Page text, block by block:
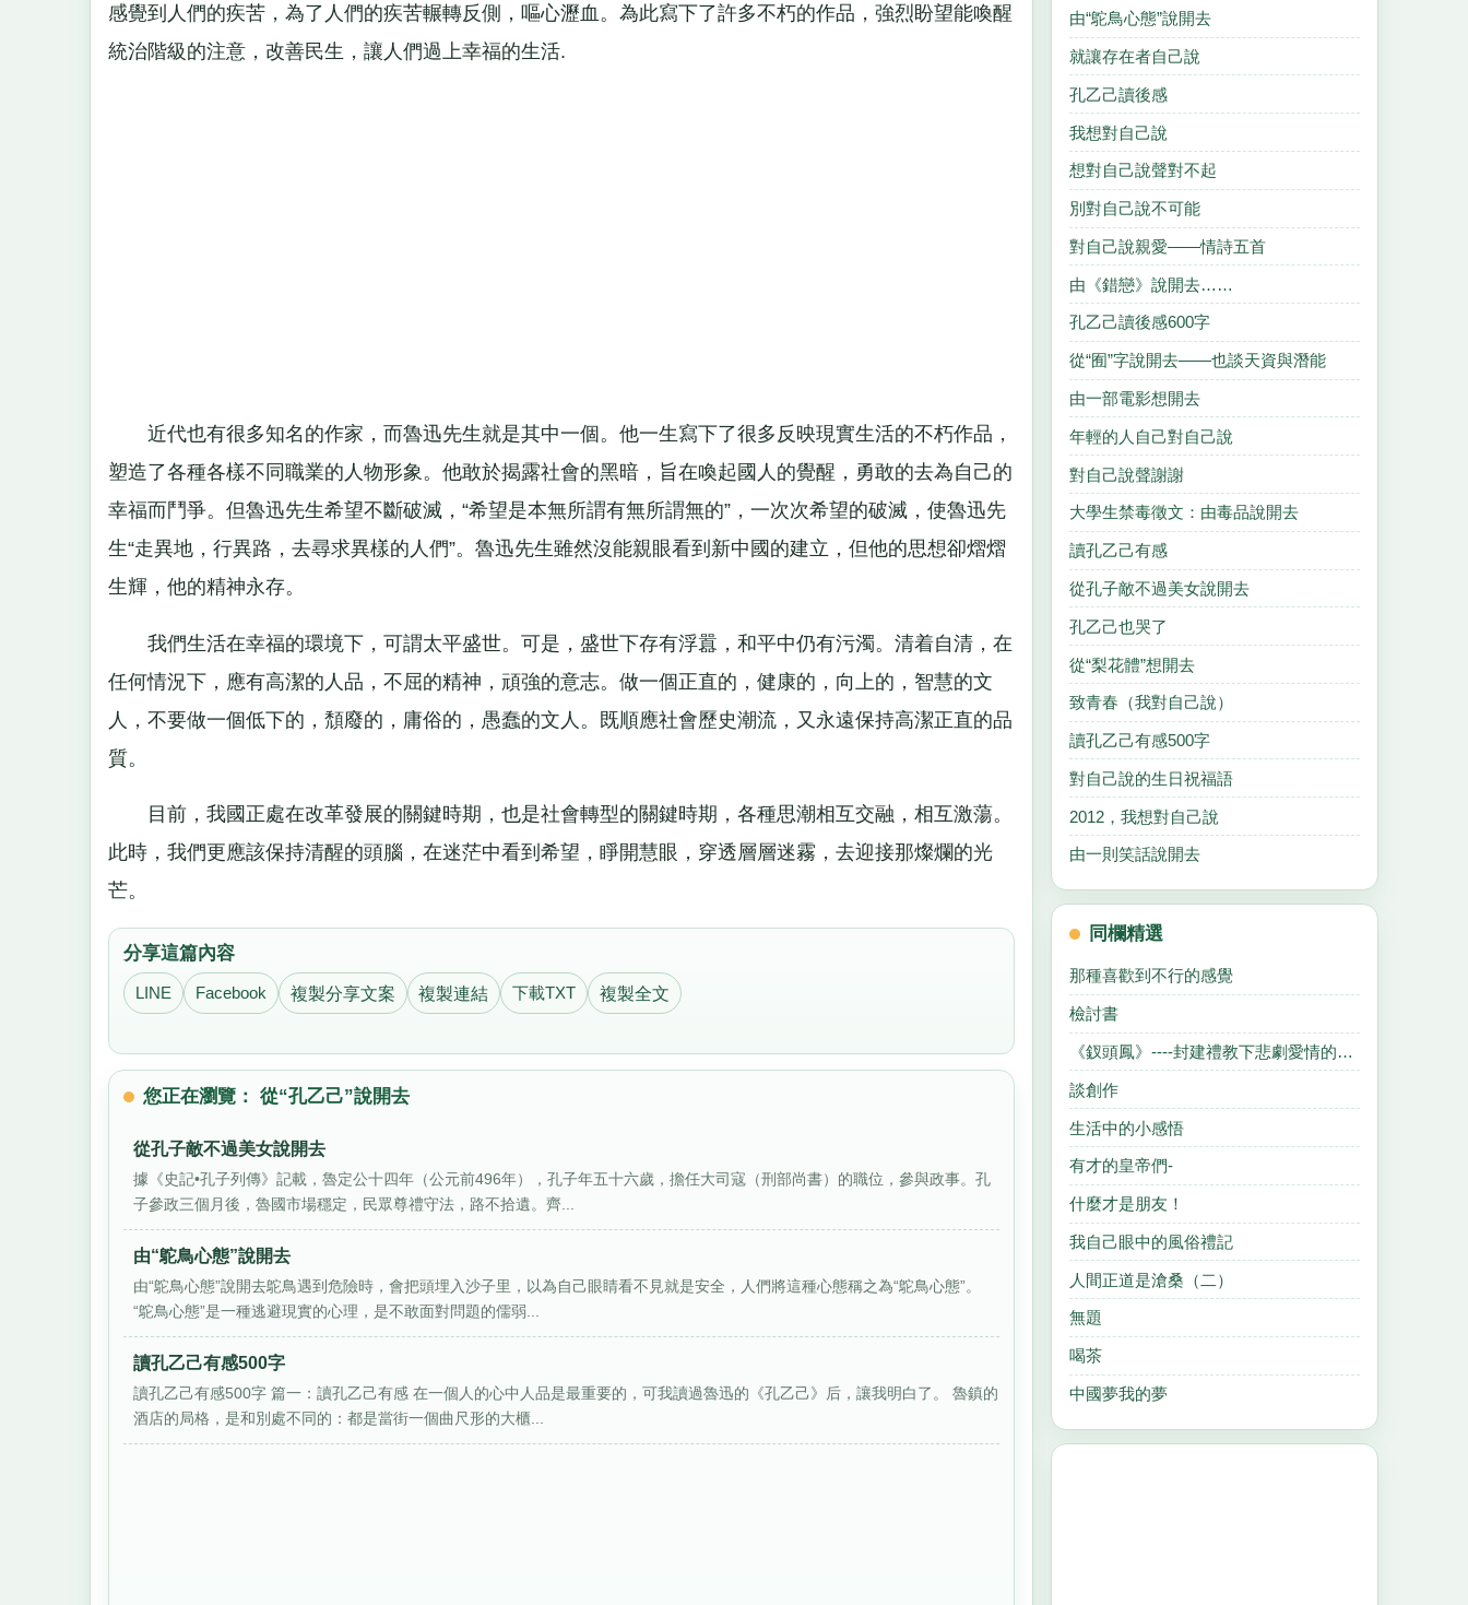
感覺到人們的疾苦，為了人們的疾苦輾轉反側，嘔心瀝血。為此寫下了許多不朽的作品，強烈盼望能喚醒
統治階級的注意，改善民生，讓人們過上幸福的生活.
近代也有很多知名的作家，而魯迅先生就是其中一個。他一生寫下了很多反映現實生活的不朽作品，
塑造了各種各樣不同職業的人物形象。他敢於揭露社會的黑暗，旨在喚起國人的覺醒，勇敢的去為自己的
幸福而鬥爭。但魯迅先生希望不斷破滅，“希望是本無所謂有無所謂無的”，一次次希望的破滅，使魯迅先
生“走異地，行異路，去尋求異樣的人們”。魯迅先生雖然沒能親眼看到新中國的建立，但他的思想卻熠熠
生輝，他的精神永存。
我們生活在幸福的環境下，可謂太平盛世。可是，盛世下存有浮囂，和平中仍有污濁。清着自清，在
任何情況下，應有高潔的人品，不屈的精神，頑強的意志。做一個正直的，健康的，向上的，智慧的文
人，不要做一個低下的，頹廢的，庸俗的，愚蠢的文人。既順應社會歷史潮流，又永遠保持高潔正直的品
質。
目前，我國正處在改革發展的關鍵時期，也是社會轉型的關鍵時期，各種思潮相互交融，相互激蕩。
此時，我們更應該保持清醒的頭腦，在迷茫中看到希望，睜開慧眼，穿透層層迷霧，去迎接那燦爛的光
芒。
分享這篇內容
LINE Facebook 複製分享文案 複製連結 下載TXT 複製全文
您正在瀏覽： 從“孔乙己”說開去
從孔子敵不過美女說開去
據《史記•孔子列傳》記載，魯定公十四年（公元前496年），孔子年五十六歲，擔任大司寇（刑部尚書）的職位，參與政事。孔
子參政三個月後，魯國市場穩定，民眾尊禮守法，路不拾遺。齊...
由“鴕鳥心態”說開去
由“鴕鳥心態”說開去鴕鳥遇到危險時，會把頭埋入沙子里，以為自己眼睛看不見就是安全，人們將這種心態稱之為“鴕鳥心態”。
“鴕鳥心態”是一種逃避現實的心理，是不敢面對問題的儒弱...
讀孔乙己有感500字
讀孔乙己有感500字 篇一：讀孔乙己有感 在一個人的心中人品是最重要的，可我讀過魯迅的《孔乙己》后，讓我明白了。 魯鎮的
酒店的局格，是和別處不同的：都是當街一個曲尺形的大櫃...
由“鴕鳥心態”說開去
就讓存在者自己說
孔乙己讀後感
我想對自己說
想對自己說聲對不起
別對自己說不可能
對自己說親愛——情詩五首
由《錯戀》說開去……
孔乙己讀後感600字
從“囿”字說開去——也談天資與潛能
由一部電影想開去
年輕的人自己對自己說
對自己說聲謝謝
大學生禁毒徵文：由毒品說開去
讀孔乙己有感
從孔子敵不過美女說開去
孔乙己也哭了
從“梨花體”想開去
致青春（我對自己說）
讀孔乙己有感500字
對自己說的生日祝福語
2012，我想對自己說
由一則笑話說開去
同欄精選
那種喜歡到不行的感覺
檢討書
《釵頭鳳》----封建禮教下悲劇愛情的對唱
談創作
生活中的小感悟
有才的皇帝們-
什麼才是朋友！
我自己眼中的風俗禮記
人間正道是滄桑（二）
無題
喝茶
中國夢我的夢